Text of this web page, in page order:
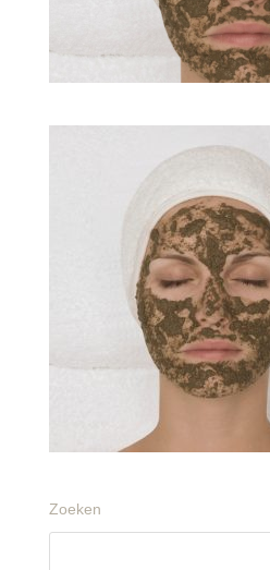
Zoeken